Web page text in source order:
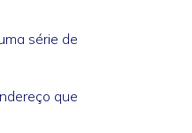
série de
que